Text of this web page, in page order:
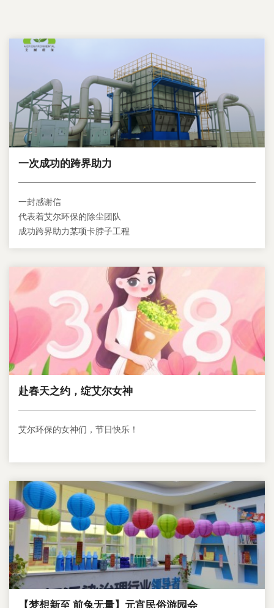
一次成功的跨界助力
一封感谢信
代表着艾尔环保的除尘团队
成功跨界助力某项卡脖子工程
赴春天之约，绽艾尔女神
艾尔环保的女神们，节日快乐！
【梦想新至 前兔无量】元宵民俗游园会